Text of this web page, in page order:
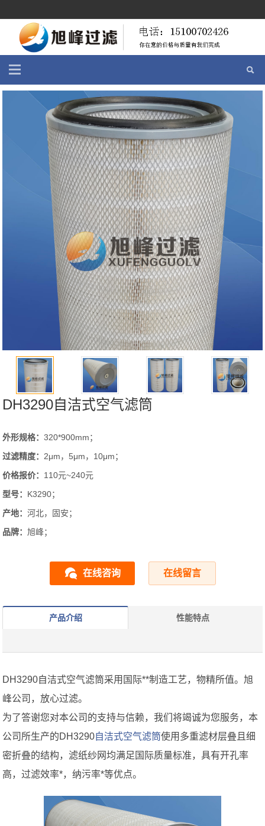
DH3290自洁式空气滤筒
外形规格：320*900mm；
过滤精度： 2μm，5μm，10μm；
价格报价： 110元~240元
型号： K3290；
产地：河北，固安；
品牌：旭峰；
在线咨询 在线留言
产品介绍 性能特点
DH3290自洁式空气滤筒采用国际**制造工艺，物精所值。旭
峰公司，放心过滤。
为了答谢您对本公司的支持与信赖，我们将竭诚为您服务，本
公司所生产的DH3290自洁式空气滤筒使用多重滤材层叠且细
密折叠的结构，滤纸纱网均满足国际质量标准，具有开孔率
高，过滤效率*，纳污率*等优点。